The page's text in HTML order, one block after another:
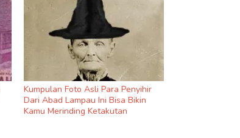
Kumpulan Foto Asli Para Penyihir
Dari Abad Lampau Ini Bisa Bikin
Kamu Merinding Ketakutan